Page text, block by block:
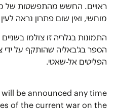
ראויים. החשש מהתפשטות של
מוחשי, ואין שום פתרון נראה
התמונות בגלריה זו צולמו
הספר בג'באליה שהותקף על
הפליטים אל-שאטי.
be announced any time
of the current war on the